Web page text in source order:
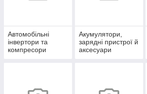
Автомобільні
інвертори та
компресори
Акумулятори,
зарядні пристрої й
аксесуари